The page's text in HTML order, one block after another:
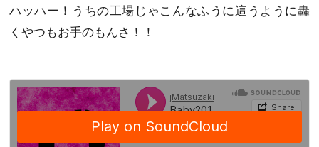
ハッハー！うちの工場じゃこんなふうに這うように轟
くやつもお手のもんさ！！